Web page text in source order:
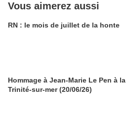
Vous aimerez aussi
RN : le mois de juillet de la honte
Hommage à Jean-Marie Le Pen à la
Trinité-sur-mer (20/06/26)